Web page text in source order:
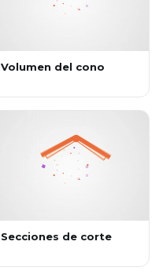
Volumen del cono
Secciones de corte